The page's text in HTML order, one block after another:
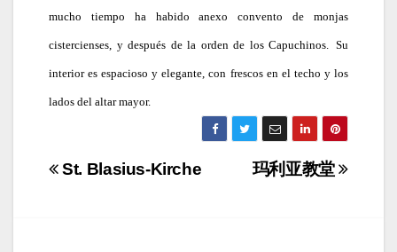
mucho tiempo ha habido anexo convento de monjas
cistercienses, y después de la orden de los Capuchinos. Su
interior es espacioso y elegante, con frescos en el techo y los
lados del altar mayor.
Navigazione
玛利亚教堂
St. Blasius-Kirche